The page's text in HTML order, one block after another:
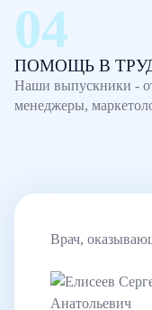
ПОМОЩЬ В
Наши выпускники -
менеджеры,
Врач,